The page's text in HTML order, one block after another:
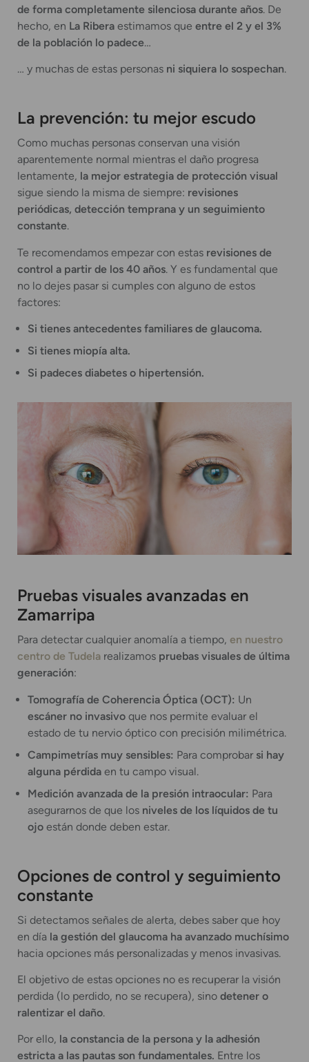
de forma completamente silenciosa durante años. De
hecho, en La Ribera estimamos que entre el 2 y el 3%
de la población lo padece…
… y muchas de estas personas ni siquiera lo sospechan.
La prevención: tu mejor escudo
Como muchas personas conservan una visión
aparentemente normal mientras el daño progresa
lentamente, la mejor estrategia de protección visual
sigue siendo la misma de siempre: revisiones
periódicas, detección temprana y un seguimiento
constante.
Te recomendamos empezar con estas revisiones de
control a partir de los 40 años. Y es fundamental que
no lo dejes pasar si cumples con alguno de estos
factores:
Si tienes antecedentes familiares de glaucoma.
Si tienes miopía alta.
Si padeces diabetes o hipertensión.
Pruebas visuales avanzadas en
Zamarripa
Para detectar cualquier anomalía a tiempo, en nuestro
centro de Tudela realizamos pruebas visuales de última
generación:
Tomografía de Coherencia Óptica (OCT): Un
escáner no invasivo que nos permite evaluar el
estado de tu nervio óptico con precisión milimétrica.
Campimetrías muy sensibles: Para comprobar si hay
alguna pérdida en tu campo visual.
Medición avanzada de la presión intraocular: Para
asegurarnos de que los niveles de los líquidos de tu
ojo están donde deben estar.
Opciones de control y seguimiento
constante
Si detectamos señales de alerta, debes saber que hoy
en día la gestión del glaucoma ha avanzado muchísimo
hacia opciones más personalizadas y menos invasivas.
El objetivo de estas opciones no es recuperar la visión
perdida (lo perdido, no se recupera), sino detener o
ralentizar el daño.
Por ello, la constancia de la persona y la adhesión
estricta a las pautas son fundamentales. Entre los